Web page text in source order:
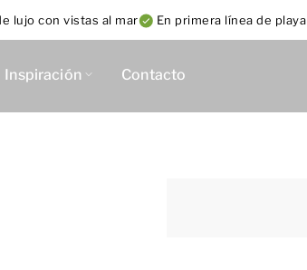
lujo con vistas al mar En primera línea de playa
Inspiración Contacto
con dos